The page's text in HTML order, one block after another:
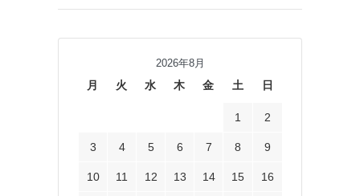
2026年8月
月 火 水 木 金 土 日
1 2
3 4 5 6 7 8 9
10 11 12 13 14 15 16